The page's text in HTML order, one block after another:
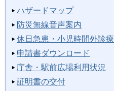
ハザードマップ
防災無線音声案内
休日急患・小児時間外診療
申請書ダウンロード
庁舎・駅前広場利用状況
証明書の交付